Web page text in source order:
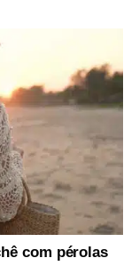
com pérolas